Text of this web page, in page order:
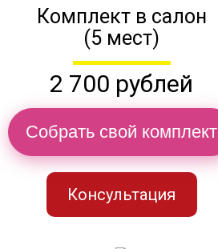
Комплект в салон
(5 мест)
2 700 рублей
Собрать свой комплект
Консультация